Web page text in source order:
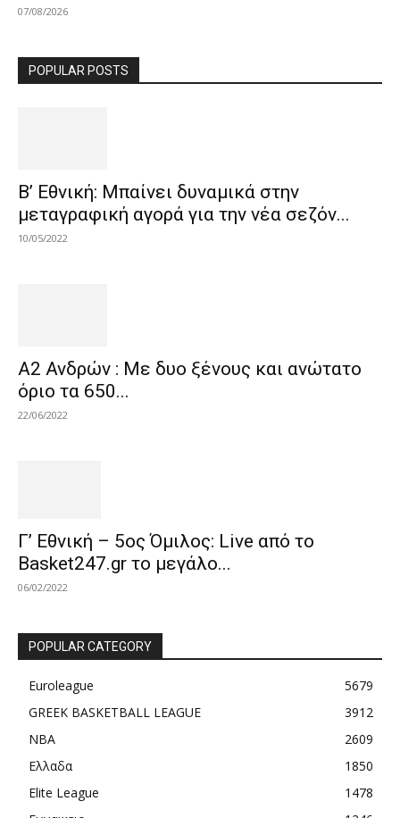
07/08/2026
POPULAR POSTS
Β’ Εθνική: Μπαίνει δυναμικά στην
μεταγραφική αγορά για την νέα σεζόν...
10/05/2022
Α2 Ανδρών : Με δυο ξένους και ανώτατο
όριο τα 650...
22/06/2022
Γ’ Εθνική – 5ος Όμιλος: Live από το
Basket247.gr το μεγάλο...
06/02/2022
POPULAR CATEGORY
Euroleague
5679
GREEK BASKETBALL LEAGUE
3912
NBA
2609
Ελλαδα
1850
Elite League
1478